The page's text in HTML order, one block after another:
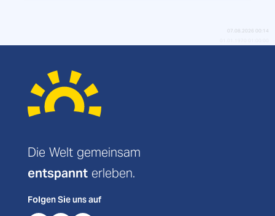
Limburger Weihnachtsmarkt
©EKH-Pictures - stock.adobe.com
07.08.2026 00:14
Die Welt gemeinsam
entspannt erleben.
Folgen Sie uns auf